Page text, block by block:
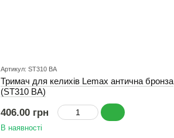
Артикул: ST310 BA
Тримач для келихів Lemax антична бронза
(ST310 BA)
406.00 грн
В наявності